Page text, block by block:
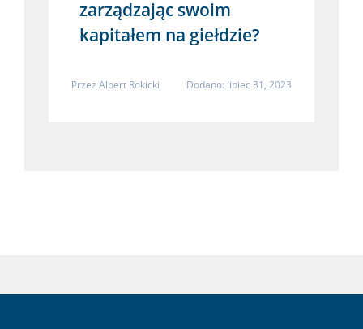
zarządzając swoim
kapitałem na giełdzie?
Przez Albert Rokicki Dodano: lipiec 31, 2023